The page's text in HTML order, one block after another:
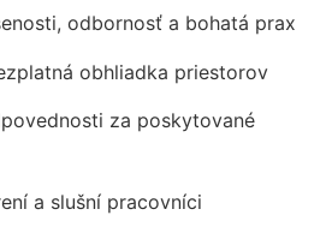
odbornosť a bohatá prax
obhliadka priestorov
za poskytované
a slušní pracovníci